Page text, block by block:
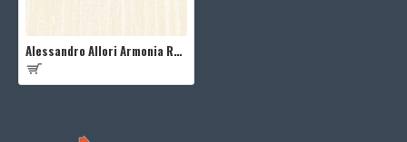
Alessandro Allori Armonia RMC1704-9